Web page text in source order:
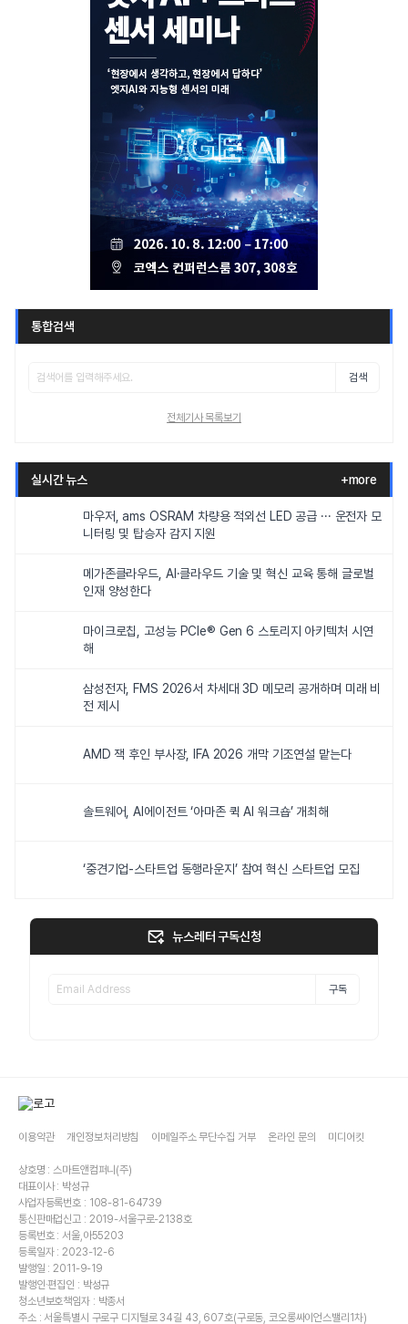
통합검색
검색
전체기사 목록보기
실시간 뉴스 +more
마우저, ams OSRAM 차량용 적외선 LED 공급 ··· 운전자 모
니터링 및 탑승자 감지 지원
메가존클라우드, AI·클라우드 기술 및 혁신 교육 통해 글로벌
인재 양성한다
마이크로칩, 고성능 PCIe® Gen 6 스토리지 아키텍처 시연
해
삼성전자, FMS 2026서 차세대 3D 메모리 공개하며 미래 비
전 제시
AMD 잭 후인 부사장, IFA 2026 개막 기조연설 맡는다
솔트웨어, AI에이전트 ‘아마존 퀵 AI 워크숍’ 개최해
‘중견기업-스타트업 동행라운지’ 참여 혁신 스타트업 모집
뉴스레터 구독신청
구독
이용약관 개인정보처리방침 이메일주소 무단수집 거부 온라인 문의 미디어킷
상호명 : 스마트앤컴퍼니(주)
대표이사 : 박성규
사업자등록번호 : 108-81-64739
통신판매업신고 : 2019-서울구로-2138호
등록번호 : 서울,아55203
등록일자 : 2023-12-6
발행일 : 2011-9-19
발행인·편집인 : 박성규
청소년보호책임자 : 박종서
주소 : 서울특별시 구로구 디지털로 34길 43, 607호(구로동, 코오롱싸이언스밸리1차)